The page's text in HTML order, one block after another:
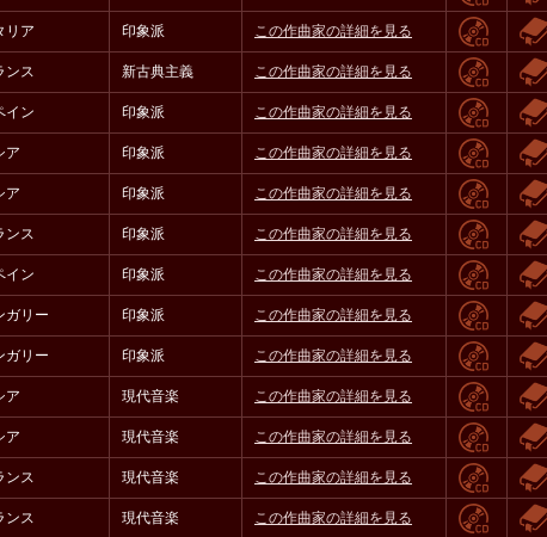
リア 印象派 この作曲家の詳細を見る
ンス 新古典主義 この作曲家の詳細を見る
イン 印象派 この作曲家の詳細を見る
ア 印象派 この作曲家の詳細を見る
ア 印象派 この作曲家の詳細を見る
ンス 印象派 この作曲家の詳細を見る
イン 印象派 この作曲家の詳細を見る
ガリー 印象派 この作曲家の詳細を見る
ガリー 印象派 この作曲家の詳細を見る
ア 現代音楽 この作曲家の詳細を見る
ア 現代音楽 この作曲家の詳細を見る
ンス 現代音楽 この作曲家の詳細を見る
ンス 現代音楽 この作曲家の詳細を見る